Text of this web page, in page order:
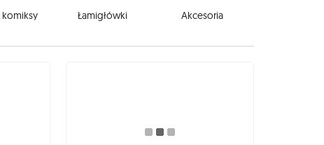
komiksy Łamigłówki Akcesoria